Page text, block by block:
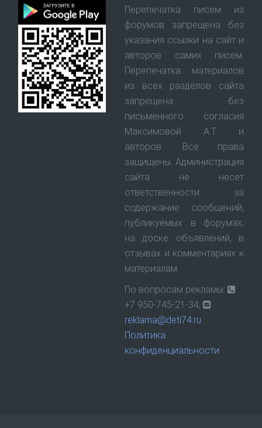
Перепечатка писем из
форумов запрещена без
указания ссылки на сайт и
авторов самих писем.
Перепечатка материалов
из всех разделов сайта
запрещена без
письменного согласия
Максимовой А.Т. и
авторов. Все права
защищены. Администрация
сайта не несет
ответственности за
содержание сообщений,
публикуемых в форумах,
на доске объявлений, в
отзывах и комментариях к
материалам.
По вопросам рекламы:
+7 950-745-21-34,
reklama@deti74.ru
Политика
конфиденциальности